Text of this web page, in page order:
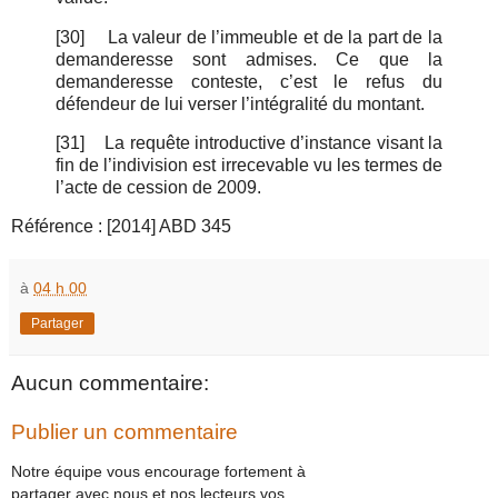
[30]
La valeur de l’immeuble et de la part de la
demanderesse sont admises. Ce que la
demanderesse conteste, c’est le refus du
défendeur de lui verser l’intégralité du montant.
[31]
La requête introductive d’instance visant la
fin de l’indivision est irrecevable vu les termes de
l’acte de cession de 2009.
Référence : [2014] ABD 345
à 04 h 00
Partager
Aucun commentaire:
Publier un commentaire
Notre équipe vous encourage fortement à
partager avec nous et nos lecteurs vos